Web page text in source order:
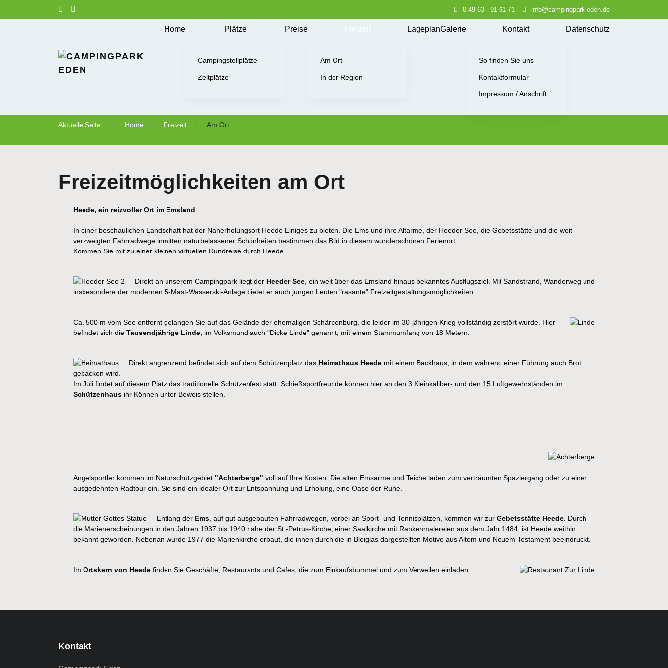
0 49 63 - 91 61 71 info@campingpark-eden.de
Home Plätze
Campingstellplätze
Zeltplätze
Preise
Am Ort
In der Region
LageplanGalerie Kontakt
So finden Sie uns
Kontaktformular
Impressum / Anschrift
Datenschutz
Aktuelle Seite: Home Freizeit Am Ort
Freizeitmöglichkeiten am Ort
Heede, ein reizvoller Ort im Emsland
In einer beschaulichen Landschaft hat der Naherholungsort Heede Einiges zu bieten. Die Ems und ihre Altarme, der Heeder See, die Gebetsstätte und die weit
verzweigten Fahrradwege inmitten naturbelassener Schönheiten bestimmen das Bild in diesem wunderschönen Ferienort.
Kommen Sie mit zu einer kleinen virtuellen Rundreise durch Heede.
Direkt an unserem Campingpark liegt der Heeder See , ein weit über das Emsland hinaus bekanntes Ausflugsziel. Mit Sandstrand, Wanderweg und
insbesondere der modernen 5-Mast-Wasserski-Anlage bietet er auch jungen Leuten "rasante" Freizeitgestaltungsmöglichkeiten.
Ca. 500 m vom See entfernt gelangen Sie auf das Gelände der ehemaligen Schärpenburg, die leider im 30-jährigen Krieg vollständig zerstört wurde. Hier
befindet sich die Tausendjährige Linde, im Volksmund auch "Dicke Linde" genannt, mit einem Stammumfang von 18 Metern.
Direkt angrenzend befindet sich auf dem Schützenplatz das Heimathaus Heede mit einem Backhaus, in dem während einer Führung auch Brot
gebacken wird.
Im Juli findet auf diesem Platz das traditionelle Schützenfest statt. Schießsportfreunde können hier an den 3 Kleinkaliber- und den 15 Luftgewehrständen im
Schützenhaus ihr Können unter Beweis stellen.
Angelsportler kommen im Naturschutzgebiet "Achterberge" voll auf Ihre Kosten. Die alten Emsarme und Teiche laden zum verträumten Spaziergang oder zu einer
ausgedehnten Radtour ein. Sie sind ein idealer Ort zur Entspannung und Erholung, eine Oase der Ruhe.
Entlang der Ems , auf gut ausgebauten Fahrradwegen, vorbei an Sport- und Tennisplätzen, kommen wir zur Gebetsstätte Heede . Durch
die Marienerscheinungen in den Jahren 1937 bis 1940 nahe der St.-Petrus-Kirche, einer Saalkirche mit Rankenmalereien aus dem Jahr 1484, ist Heede weithin
bekannt geworden. Nebenan wurde 1977 die Marienkirche erbaut, die innen durch die in Bleiglas dargestellten Motive aus Altem und Neuem Testament beeindruckt.
Im Ortskern von Heede finden Sie Geschäfte, Restaurants und Cafes, die zum Einkaufsbummel und zum Verweilen einladen.
Kontakt